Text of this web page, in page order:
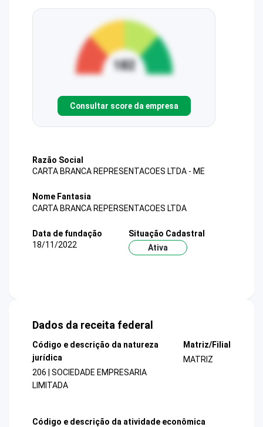
Consultar score da empresa
Razão Social
CARTA BRANCA REPRESENTACOES LTDA - ME
Nome Fantasia
CARTA BRANCA REPERSENTACOES LTDA
Data de fundação
18/11/2022
Situação Cadastral
Ativa
Dados da receita federal
Código e descrição da natureza
jurídica
206 | SOCIEDADE EMPRESARIA
LIMITADA
Matriz/Filial
MATRIZ
Código e descrição da atividade econômica